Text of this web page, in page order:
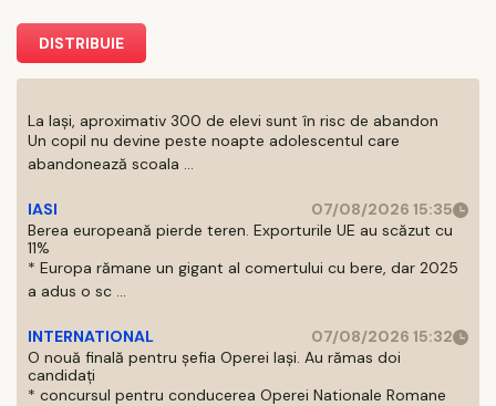
DISTRIBUIE
La Iași, aproximativ 300 de elevi sunt în risc de abandon
Un copil nu devine peste noapte adolescentul care
abandonează scoala ...
IASI
07/08/2026 15:35
Berea europeană pierde teren. Exporturile UE au scăzut cu
11%
* Europa rămane un gigant al comertului cu bere, dar 2025
a adus o sc ...
INTERNATIONAL
07/08/2026 15:32
O nouă finală pentru șefia Operei Iași. Au rămas doi
candidați
* concursul pentru conducerea Operei Nationale Romane